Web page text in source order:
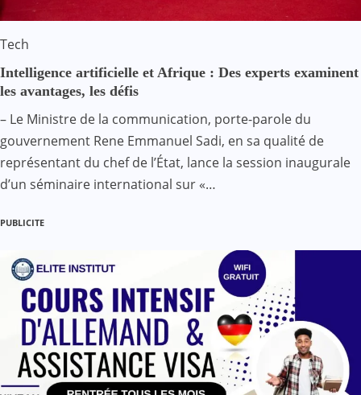
Tech
Intelligence artificielle et Afrique : Des experts examinent
les avantages, les défis
– Le Ministre de la communication, porte-parole du
gouvernement Rene Emmanuel Sadi, en sa qualité de
représentant du chef de l’État, lance la session inaugurale
d’un séminaire international sur «…
PUBLICITE